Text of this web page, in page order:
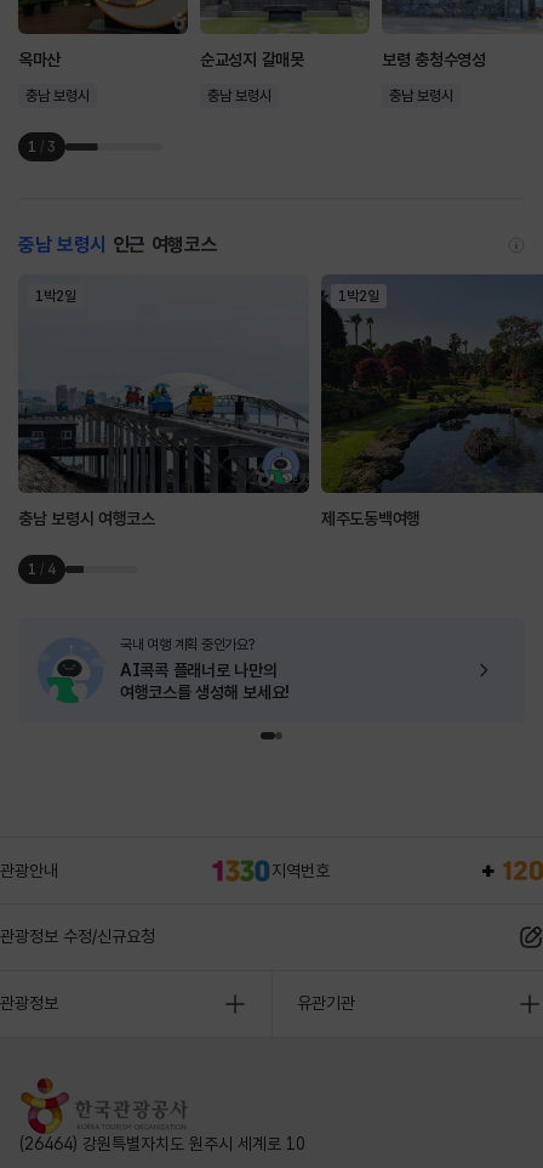
옥마산
충남 보령시
순교성지 갈매못
충남 보령시
보령 충청수영성
충남 보령시
1 / 3
충남 보령시 인근 여행코스
1박2일
충남 보령시 여행코스
1박2일
제주도동백여행
1 / 4
국내 여행 계획 중인가요?
AI콕콕 플래너로 나만의
여행코스를 생성해 보세요!
관광안내 지역번호
관광정보 수정/신규요청
관광정보 유관기관
(26464) 강원특별자치도 원주시 세계로 10